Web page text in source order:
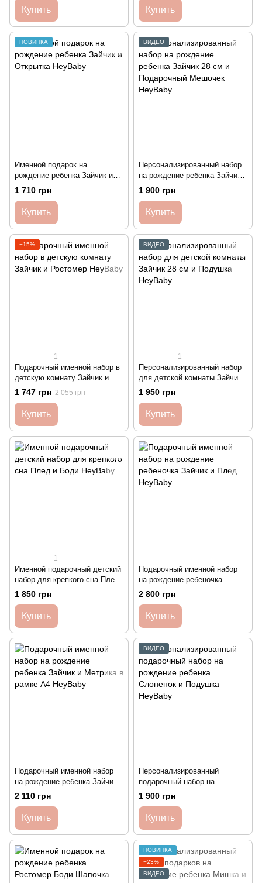
Купить Купить
НОВИНКА
Именной подарок на
рождение ребенка Зайчик и
Открытка HeyBaby
1 710 грн
Купить
ВИДЕО
Персонализированный набор
на рождение ребенка Зайчик
28 см и Подарочный Мешочек
HeyBaby
1 900 грн
Купить
−15%
1
Подарочный именной набор в
детскую комнату Зайчик и
Ростомер HeyBaby
1 747 грн 2 055 грн
Купить
ВИДЕО
1
Персонализированный набор
для детской комнаты Зайчик
28 см и Подушка HeyBaby
1 950 грн
Купить
1
Именной подарочный детский
набор для крепкого сна Плед
и Боди HeyBaby
1 850 грн
Купить
Подарочный именной набор
на рождение ребеночка
Зайчик и Плед HeyBaby
2 800 грн
Купить
Подарочный именной набор
на рождение ребенка Зайчик и
Метрика в рамке А4 HeyBaby
2 110 грн
Купить
ВИДЕО
Персонализированный
подарочный набор на
рождение ребенка Слоненок и
Подушка HeyBaby
1 900 грн
Купить
НОВИНКА
−23%
ВИДЕО